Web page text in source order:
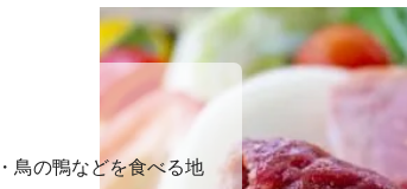
鳥の鴨などを食べる地